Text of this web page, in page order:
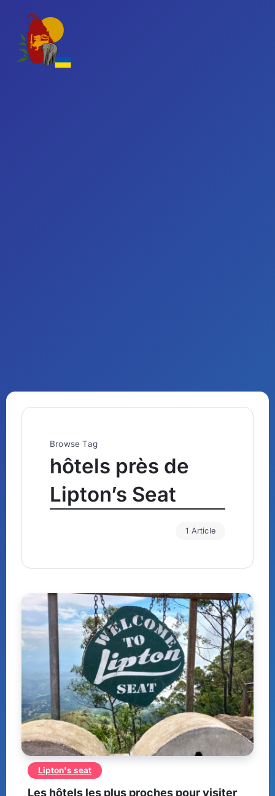
Browse Tag
hôtels près de
Lipton’s Seat
1 Article
Lipton's seat
Les hôtels les plus proches pour visiter